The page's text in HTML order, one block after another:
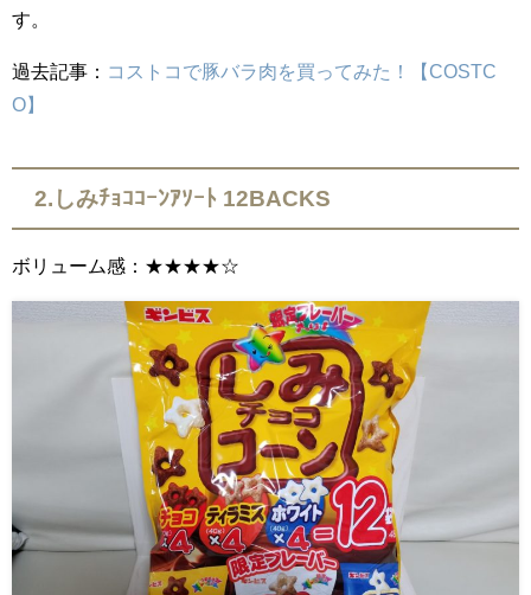
す。
過去記事： コストコで豚バラ肉を買ってみた！【COSTC
O】
2.しみﾁｮｺｺｰﾝｱｿｰﾄ 12BACKS
ボリューム感：★★★★☆